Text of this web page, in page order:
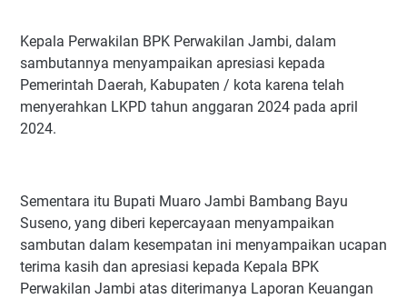
Kepala Perwakilan BPK Perwakilan Jambi, dalam
sambutannya menyampaikan apresiasi kepada
Pemerintah Daerah, Kabupaten / kota karena telah
menyerahkan LKPD tahun anggaran 2024 pada april
2024.
Sementara itu Bupati Muaro Jambi Bambang Bayu
Suseno, yang diberi kepercayaan menyampaikan
sambutan dalam kesempatan ini menyampaikan ucapan
terima kasih dan apresiasi kepada Kepala BPK
Perwakilan Jambi atas diterimanya Laporan Keuangan